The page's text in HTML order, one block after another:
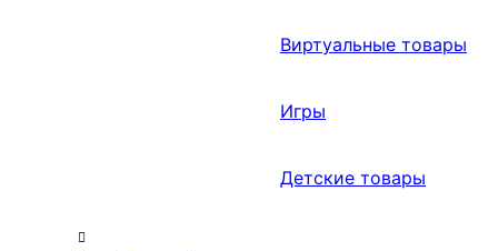
Виртуальные товары
Игры
Детские товары